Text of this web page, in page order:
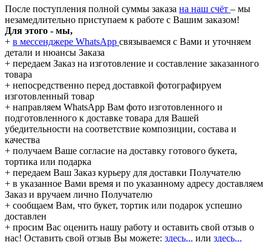
После поступления полной суммы заказа на наш счёт – мы
незамедлительно приступаем к работе с Вашим заказом!
Для этого - мы,
+ в мессенджере WhatsApp связываемся с Вами и уточняем
детали и нюансы Заказа
+ передаем Заказ на изготовление и составление заказанного
товара
+ непосредственно перед доставкой фотографируем
изготовленный товар
+ направляем WhatsApp Вам фото изготовленного и
подготовленного к доставке товара для Вашей
убедительности на соответствие композиции, состава и
качества
+ получаем Ваше согласие на доставку готового букета,
тортика или подарка
+ передаем Ваш Заказ курьеру для доставки Получателю
+ в указанное Вами время и по указанному адресу доставляем
Заказ и вручаем лично Получателю
+ сообщаем Вам, что букет, тортик или подарок успешно
доставлен
+ просим Вас оценить нашу работу и оставить свой отзыв о
нас! Оставить свой отзыв Вы можете: здесь... или здесь...